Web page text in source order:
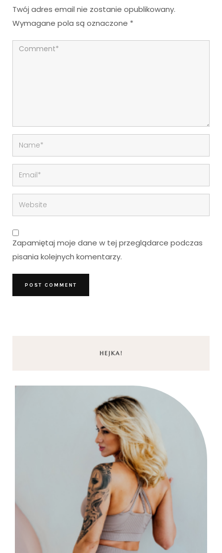
Twój adres email nie zostanie opublikowany.
Wymagane pola są oznaczone *
Zapamiętaj moje dane w tej przeglądarce podczas
pisania kolejnych komentarzy.
HEJKA!